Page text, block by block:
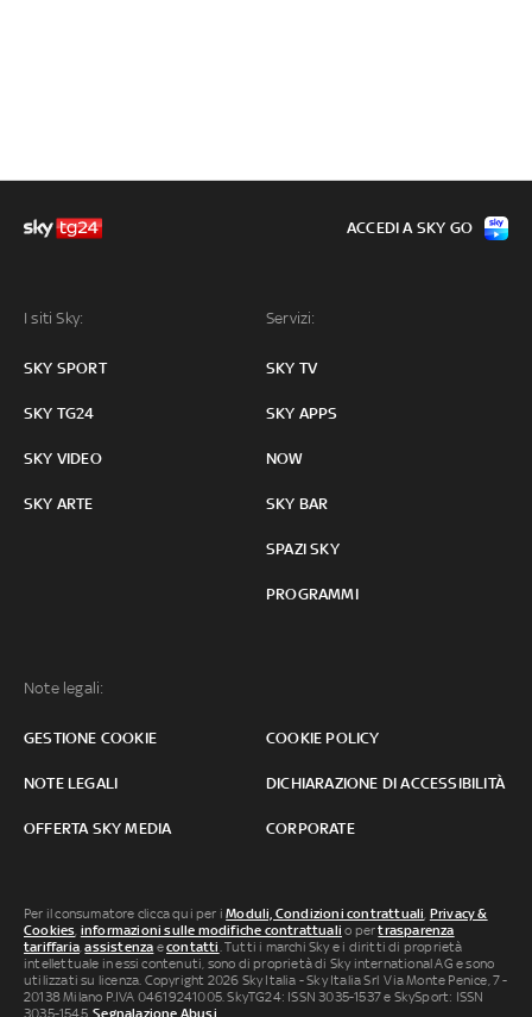
I siti Sky:
SKY SPORT
SKY TG24
SKY VIDEO
SKY ARTE
Servizi:
SKY TV
SKY APPS
NOW
SKY BAR
SPAZI SKY
PROGRAMMI
Note legali:
GESTIONE COOKIE COOKIE POLICY
NOTE LEGALI DICHIARAZIONE DI ACCESSIBILITÀ
OFFERTA SKY MEDIA CORPORATE
ACCEDI A SKY GO
Per il consumatore clicca qui per iModuli, Condizioni contrattuali, Privacy &
Cookies, informazioni sulle modifiche contrattuali o pertrasparenza
tariffaria,assistenza econtatti. Tutti i marchi Sky e i diritti di proprietà
intellettuale in essi contenuti, sono di proprietà di Sky international AG e sono
utilizzati su licenza. Copyright 2026 Sky Italia - Sky Italia Srl Via Monte Penice, 7 -
20138 Milano P.IVA 04619241005. SkyTG24: ISSN 3035-1537 e SkySport: ISSN
3035-1545.Segnalazione Abusi